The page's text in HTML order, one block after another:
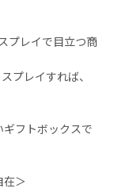
プレイで目立つ商
プレイすれば、
フトボックスで
在＞